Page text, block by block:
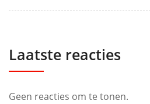
Laatste reacties
Geen reacties om te tonen.